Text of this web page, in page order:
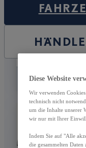
Diese Website
Wir verwenden
technisch nicht
um die Inhalte unserer
wir nur mit Ihrer
Indem Sie auf "Alle
die gesammelten